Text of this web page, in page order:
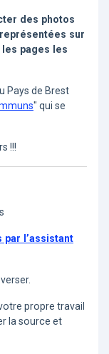
des photos
sur
pages les
Pays de Brest
" qui se
!!!
par l’assistant
propre travail
la source et